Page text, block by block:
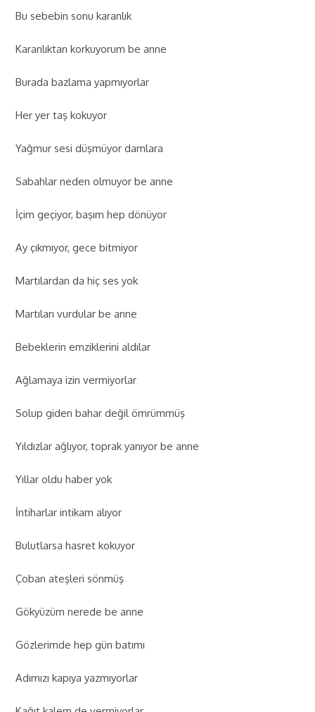
Bu sebebin sonu karanlık
Karanlıktan korkuyorum be anne
Burada bazlama yapmıyorlar
Her yer taş kokuyor
Yağmur sesi düşmüyor damlara
Sabahlar neden olmuyor be anne
İçim geçiyor, başım hep dönüyor
Ay çıkmıyor, gece bitmiyor
Martılardan da hiç ses yok
Martıları vurdular be anne
Bebeklerin emziklerini aldılar
Ağlamaya izin vermiyorlar
Solup giden bahar değil ömrümmüş
Yıldızlar ağlıyor, toprak yanıyor be anne
Yıllar oldu haber yok
İntiharlar intikam alıyor
Bulutlarsa hasret kokuyor
Çoban ateşleri sönmüş
Gökyüzüm nerede be anne
Gözlerimde hep gün batımı
Adımızı kapıya yazmıyorlar